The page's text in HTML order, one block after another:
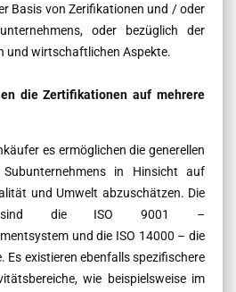
Basis von Zerifikationen und / oder
oder bezüglich der
und wirtschaftlichen Aspekte.
die Zertifikationen auf mehrere
es ermöglichen die generellen
Subunternehmens in Hinsicht auf
und Umwelt abzuschätzen. Die
sind die ISO 9001 –
und die ISO 14000 – die
Es existieren ebenfalls spezifischere
wie beispielsweise im